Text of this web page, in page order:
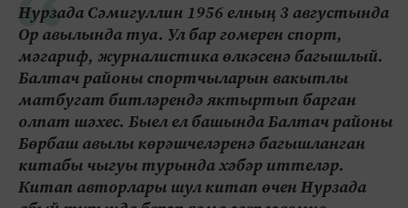
Нурзада Сәмигуллин 1956 елның 3 августында
Ор авылында туа. Ул бар гомерен спорт,
мәгариф, журналистика өлкәсенә багышлый.
Балтач районы спортчыларын вакытлы
матбугат битләрендә яктыртып барган
олпат шәхес. Быел ел башында Балтач районы
Бөрбаш авылы көрәшчеләренә багышланган
китабы чыгуы турында хәбәр иттеләр.
Китап авторлары шул китап өчен Нурзада